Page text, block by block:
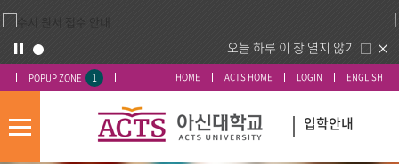
오늘 하루 이 창 열지 않기
POPUP ZONE 1 HOME ACTS HOME LOGIN ENGLISH
모
입학안내